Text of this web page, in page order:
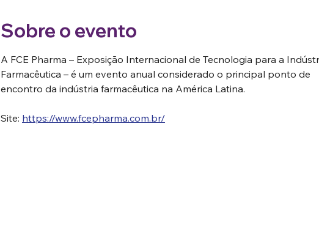
Sobre o evento
A FCE Pharma – Exposição Internacional de Tecnologia para a
Farmacêutica – é um evento anual considerado o principal ponto de
encontro da indústria farmacêutica na América Latina.
Site: https://www.fcepharma.com.br/